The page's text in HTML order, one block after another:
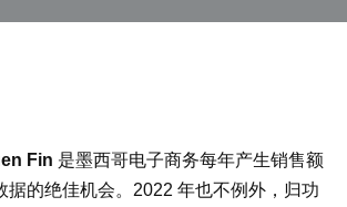
Fin 是墨西哥电子商务每年产生销售额
据的绝佳机会。2022 年也不例外，归功